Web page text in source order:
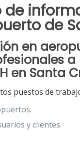
de
de
en
en Santa
puestos de
y clientes.